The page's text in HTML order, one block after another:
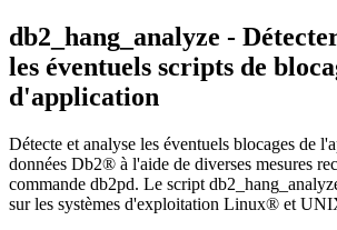
db2_hang_analyze -
les éventuels scripts de
d'application
Détecte et analyse les éventuels blocages de
données Db2® à l'aide de diverses mesures
commande db2pd. Le script
sur les systèmes d'exploitation Linux® et